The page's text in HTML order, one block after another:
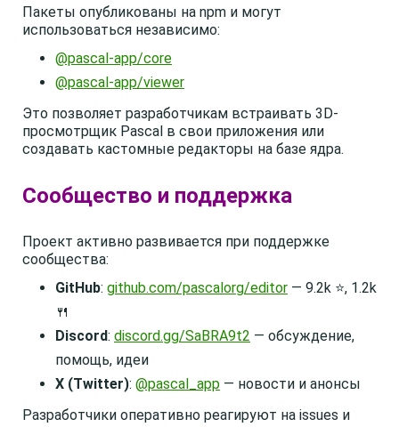
Пакеты опубликованы на npm и могут
использоваться независимо:
@pascal-app/core
@pascal-app/viewer
Это позволяет разработчикам встраивать 3D-
просмотрщик Pascal в свои приложения или
создавать кастомные редакторы на базе ядра.
Сообщество и поддержка
Проект активно развивается при поддержке
сообщества:
GitHub: github.com/pascalorg/editor — 9.2k ⭐, 1.2k
🍴
Discord: discord.gg/SaBRA9t2 — обсуждение,
помощь, идеи
X (Twitter): @pascal_app — новости и анонсы
Разработчики оперативно реагируют на issues и